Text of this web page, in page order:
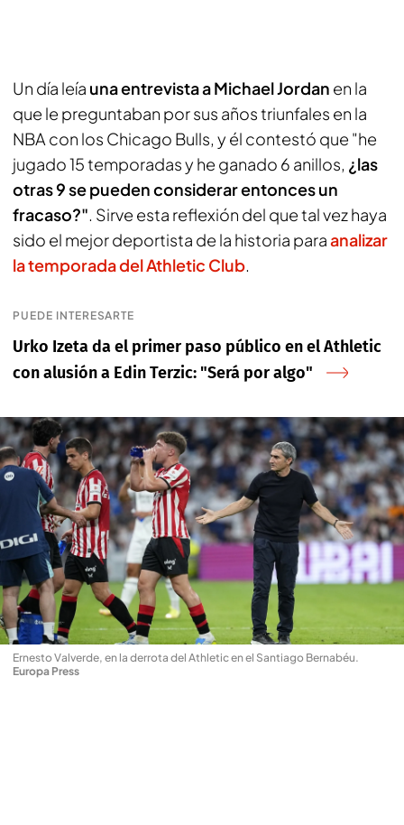
Un día leía una entrevista a Michael Jordan en la
que le preguntaban por sus años triunfales en la
NBA con los Chicago Bulls, y él contestó que "he
jugado 15 temporadas y he ganado 6 anillos, ¿las
otras 9 se pueden considerar entonces un
fracaso?". Sirve esta reflexión del que tal vez haya
sido el mejor deportista de la historia paraanalizar
la temporada del Athletic Club.
PUEDE INTERESARTE
Urko Izeta da el primer paso público en el Athletic
con alusión a Edin Terzic: "Será por algo"
Ernesto Valverde, en la derrota del Athletic en el Santiago Bernabéu.
Europa Press